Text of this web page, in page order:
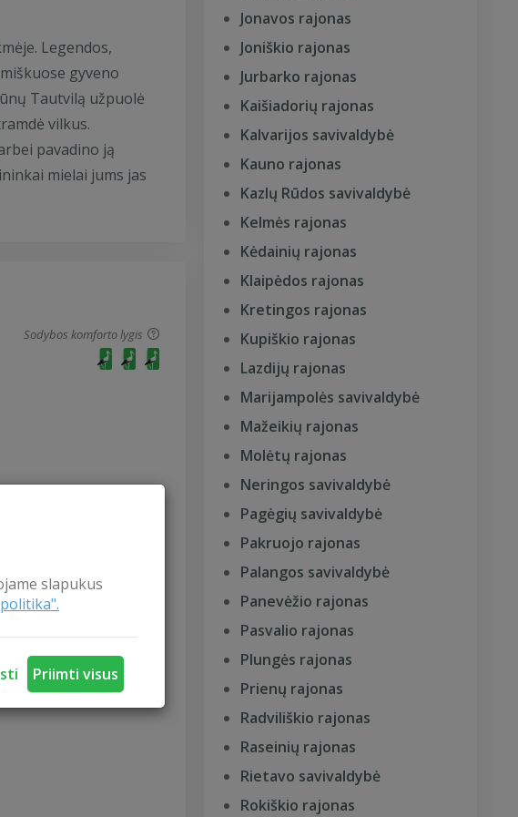
slapukus
Priimti visus
Legendos,
gyveno
Tautvilą užpuolė
vilkus.
pavadino ją
mielai jums jas
Sodybos komforto lygis
Jonavos rajonas
Joniškio rajonas
Jurbarko rajonas
Kaišiadorių rajonas
Kalvarijos savivaldybė
Kauno rajonas
Kazlų Rūdos savivaldybė
Kelmės rajonas
Kėdainių rajonas
Klaipėdos rajonas
Kretingos rajonas
Kupiškio rajonas
Lazdijų rajonas
Marijampolės savivaldybė
Mažeikių rajonas
Molėtų rajonas
Neringos savivaldybė
Pagėgių savivaldybė
Pakruojo rajonas
Palangos savivaldybė
Panevėžio rajonas
Pasvalio rajonas
Plungės rajonas
Prienų rajonas
Radviliškio rajonas
Raseinių rajonas
Rietavo savivaldybė
Rokiškio rajonas